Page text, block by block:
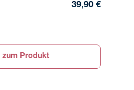
39,90 €
zum Produkt